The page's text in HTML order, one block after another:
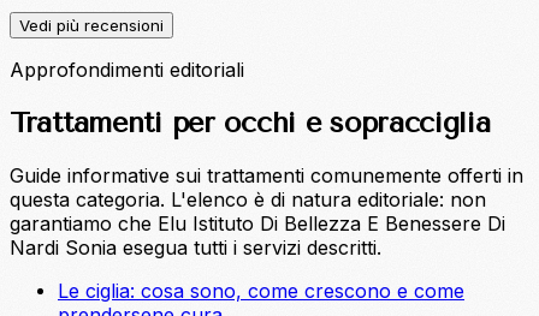
Vedi più recensioni
Approfondimenti editoriali
Trattamenti per occhi e sopracciglia
Guide informative sui trattamenti comunemente offerti in
questa categoria. L'elenco è di natura editoriale: non
garantiamo che Elu Istituto Di Bellezza E Benessere Di
Nardi Sonia esegua tutti i servizi descritti.
Le ciglia: cosa sono, come crescono e come